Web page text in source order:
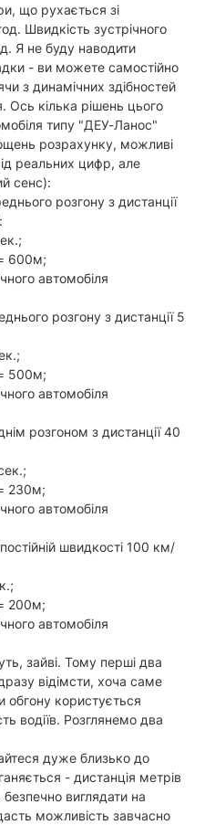
що рухається зі
Швидкість зустрічного
Я не буду наводити
- ви можете самостійно
з динамічних здібностей
Ось кілька рішень цього
типу "ДЕУ-Ланос"
розрахунку, можливі
реальних цифр, але
сенс):
розгону з дистанції
600м;
автомобіля
розгону з дистанції 5
500м;
автомобіля
розгоном з дистанції 40
230м;
автомобіля
швидкості 100 км/
200м;
автомобіля
зайві. Тому перші два
відімсти, хоча саме
користується
водіїв. Розглянемо два
дуже близько до
- дистанція метрів
виглядати на
можливість завчасно